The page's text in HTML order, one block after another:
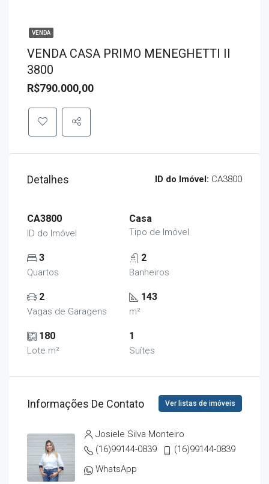
VENDA
VENDA CASA PRIMO MENEGHETTI II
3800
R$790.000,00
Detalhes ID do Imóvel: CA3800
CA3800
ID do Imóvel
Casa
Tipo de Imóvel
3
Quartos
2
Banheiros
2
Vagas de Garagens
143
m²
180
Lote m²
1
Suítes
Informações De Contato Ver listas de imóveis
Josiele Silva Monteiro
(16)99144-0839
(16)99144-0839
WhatsApp